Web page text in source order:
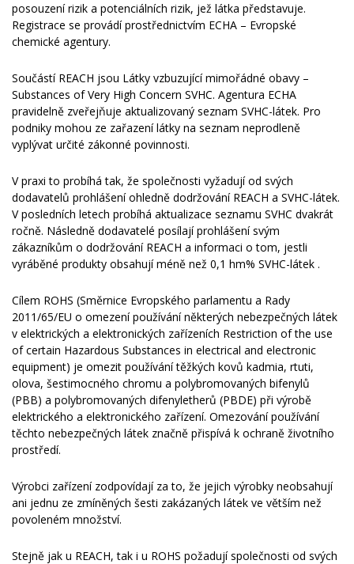
posouzení rizik a potenciálních rizik, jež látka představuje.
Registrace se provádí prostřednictvím ECHA – Evropské
chemické agentury.
Součástí REACH jsou Látky vzbuzující mimořádné obavy –
Substances of Very High Concern SVHC. Agentura ECHA
pravidelně zveřejňuje aktualizovaný seznam SVHC-látek. Pro
podniky mohou ze zařazení látky na seznam neprodleně
vyplývat určité zákonné povinnosti.
V praxi to probíhá tak, že společnosti vyžadují od svých
dodavatelů prohlášení ohledně dodržování REACH a SVHC-látek.
V posledních letech probíhá aktualizace seznamu SVHC dvakrát
ročně. Následně dodavatelé posílají prohlášení svým
zákazníkům o dodržování REACH a informaci o tom, jestli
vyráběné produkty obsahují méně než 0,1 hm% SVHC-látek .
Cílem ROHS (Směrnice Evropského parlamentu a Rady
2011/65/EU o omezení používání některých nebezpečných látek
v elektrických a elektronických zařízeních Restriction of the use
of certain Hazardous Substances in electrical and electronic
equipment) je omezit používání těžkých kovů kadmia, rtuti,
olova, šestimocného chromu a polybromovaných bifenylů
(PBB) a polybromovaných difenyletherů (PBDE) při výrobě
elektrického a elektronického zařízení. Omezování používání
těchto nebezpečných látek značně přispívá k ochraně životního
prostředí.
Výrobci zařízení zodpovídají za to, že jejich výrobky neobsahují
ani jednu ze zmíněných šesti zakázaných látek ve větším než
povoleném množství.
Stejně jak u REACH, tak i u ROHS požadují společnosti od svých